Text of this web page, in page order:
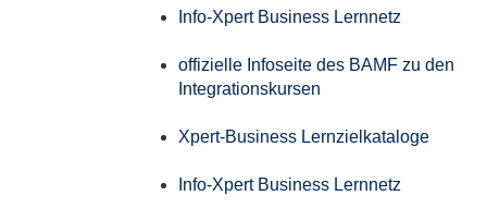
Info-Xpert Business Lernnetz
offizielle Infoseite des BAMF zu den
Integrationskursen
Xpert-Business Lernzielkataloge
Info-Xpert Business Lernnetz